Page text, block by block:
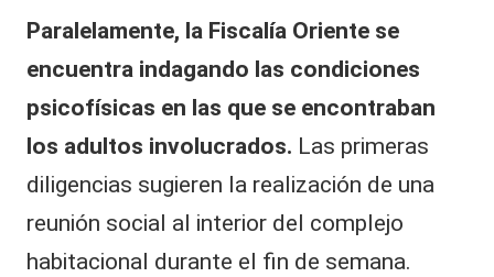
Paralelamente, la Fiscalía Oriente se
encuentra indagando las condiciones
psicofísicas en las que se encontraban
los adultos involucrados. Las primeras
diligencias sugieren la realización de una
reunión social al interior del complejo
habitacional durante el fin de semana.